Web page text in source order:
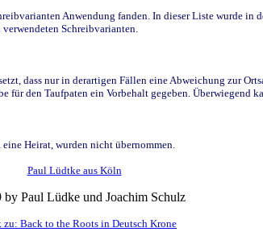
Anwendung fanden. In dieser Liste wurde in
Schreibvarianten.
dass nur in derartigen Fällen eine Abweichung zur
den Taufpaten ein Vorbehalt gegeben. Überwiegend
Heirat, wurden nicht übernommen.
Paul Lüdtke aus Köln
Paul Lüdke und Joachim Schulz
zu: Back to the Roots in Deutsch Krone